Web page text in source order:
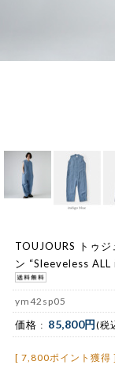
TOUJOURS トゥ
ン “Sleeveless
ym42sp05
価格 : 85,800円(税
[ 7,800ポイント獲得 ]